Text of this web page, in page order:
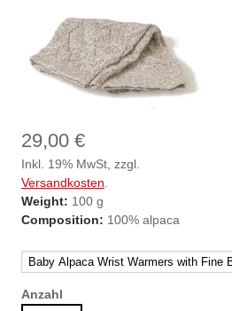
29,00 €
Inkl. 19% MwSt, zzgl.
Versandkosten
Weight: 100 g
Composition: 100% alpaca
Anzahl